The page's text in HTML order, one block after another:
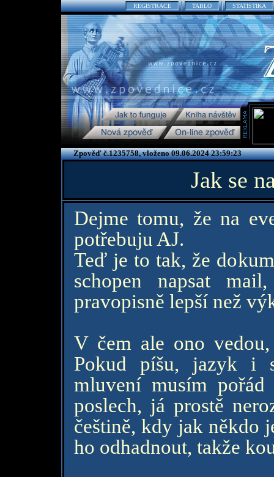
REGISTRACE TABLO STATISTIKA
Zpověď č.1235758, vloženo 09.06.2024 23:59:23
Jak se
Dejme tomu, že na
potřebuju AJ.
Teď je to tak, že
schopen napsat
pravopisně lepší než
V čem ale ono
Pokud píšu, jazyk i
mluvení musím
poslech, já prostě
češtině, kdy jak někdo
ho odhadnout, takže